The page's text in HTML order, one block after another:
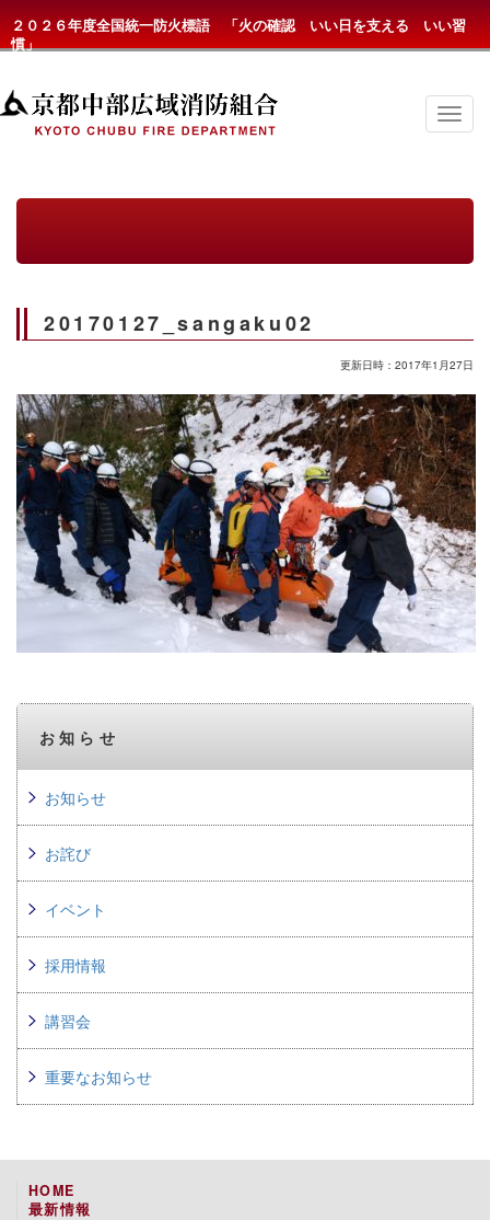
２０２６年度全国統一防火標語 「火の確認 いい日を支える いい習
慣」
京
都
組
ニ
ー
20170127_sangaku02
更新日時：2017年1月27日
お知らせ
お知らせ
お詫び
イベント
採用情報
講習会
重要なお知らせ
HOME
最新情報